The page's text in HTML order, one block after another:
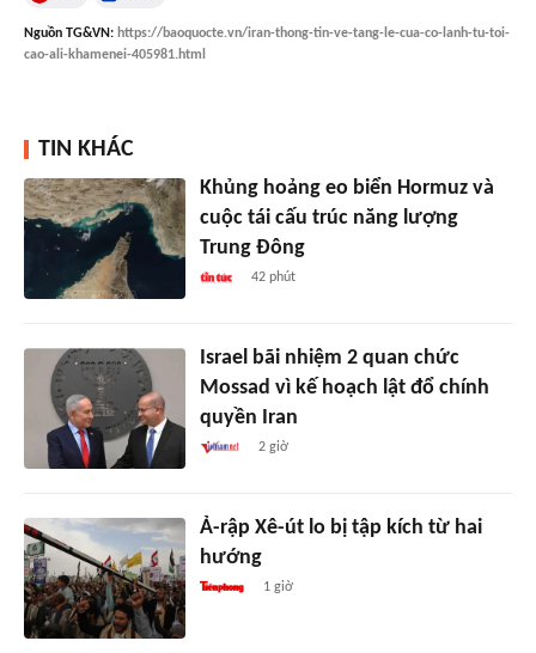
Nguồn TG&VN: https://baoquocte.vn/iran-thong-tin-ve-tang-le-cua-co-lanh-tu-toi-
cao-ali-khamenei-405981.html
TIN KHÁC
Khủng hoảng eo biển Hormuz và
cuộc tái cấu trúc năng lượng
Trung Đông
42 phút
Israel bãi nhiệm 2 quan chức
Mossad vì kế hoạch lật đổ chính
quyền Iran
2 giờ
Ả-rập Xê-út lo bị tập kích từ hai
hướng
1 giờ